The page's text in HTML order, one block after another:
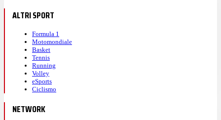
ALTRI SPORT
Formula 1
Motomondiale
Basket
Tennis
Running
Volley
eSports
Ciclismo
NETWORK